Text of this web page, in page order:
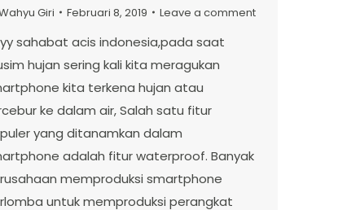
Giri Februari 8, 2019 Leave a comment
sahabat acis indonesia,pada saat
hujan sering kali kita meragukan
kita terkena hujan atau
ke dalam air, Salah satu fitur
yang ditanamkan dalam
adalah fitur waterproof. Banyak
memproduksi smartphone
untuk memproduksi perangkat